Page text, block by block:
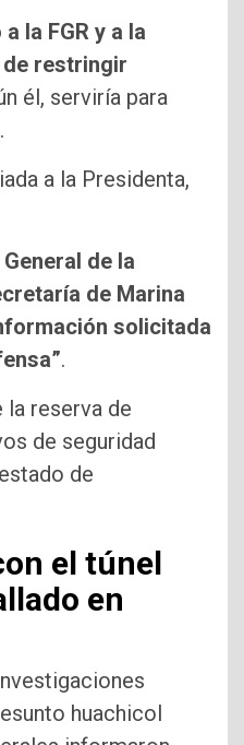
la FGR y a la
restringir
él, serviría para
a la Presidenta,
de la
de Marina
solicitada
.
reserva de
de seguridad
de
el túnel
en
huachicol